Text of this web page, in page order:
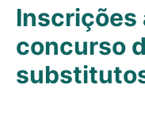
Inscrições
concurso